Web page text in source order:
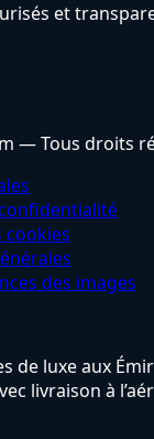
et
— Tous droits
cookies
des images
de luxe aux
livraison à